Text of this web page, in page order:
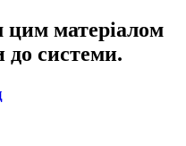
матеріалом
до системи.